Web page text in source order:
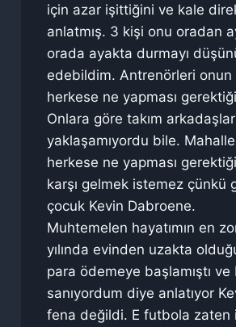
için azar işittiğini ve kale
anlatmış. 3 kişi onu oradan
orada ayakta durmayı
edebildim. Antrenörleri onun
herkese ne yapması
Onlara göre takım
yaklaşamıyordu bile.
herkese ne yapması
karşı gelmek istemez çünkü
çocuk Kevin Dabroene.
Muhtemelen hayatımın en
yılında evinden uzakta
para ödemeye başlamıştı
sanıyordum diye anlatıyor
fena değildi. E futbola zaten